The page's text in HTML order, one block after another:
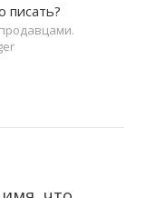
писать?